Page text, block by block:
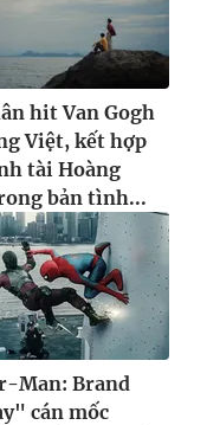
hit Van Gogh
Việt, kết hợp
tài Hoàng
bản tình...
Man: Brand
cán mốc